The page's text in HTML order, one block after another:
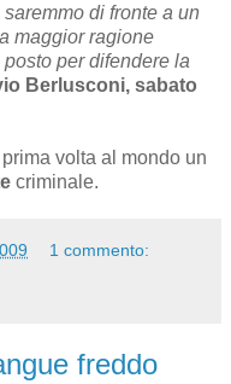
di fronte a un
maggior ragione
per difendere la
Berlusconi, sabato
volta al mondo un
criminale.
1 commento:
freddo